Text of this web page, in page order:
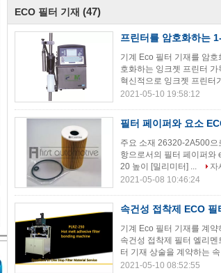
ECO 필터 기재 (47)
프린터를 암호화하는
기계 Eco 필터 기재를 암
호화하는 잉크젯 프린터
혁신적으로 잉크젯 프린터
2021-05-10 19:58:12
필터 페이퍼와 요소
주요 소재 26320-2A500
항으로서의 필터 페이퍼와
20 높이 [밀리미터] ...
자
2021-05-08 10:46:24
속건성 접착제 ECO
기계 Eco 필터 기재를 계
속건성 접착제 필터 엘리
터 기재 상술을 계약하는
2021-05-10 08:52:55